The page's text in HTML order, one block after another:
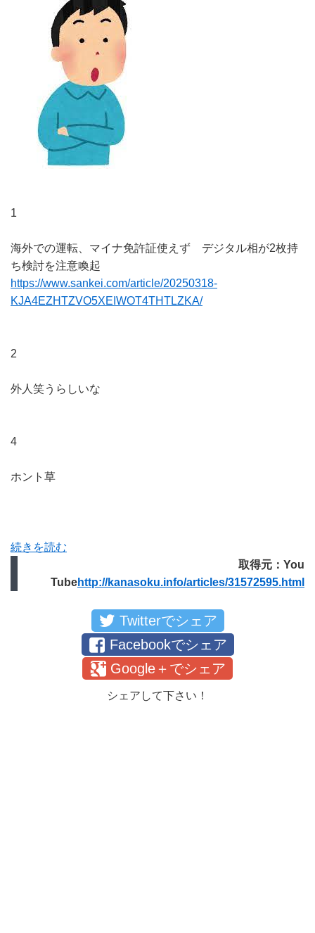
1
海外での運転、マイナ免許証使えず デジタル相が2枚持
ち検討を注意喚起
https://www.sankei.com/article/20250318-
KJA4EZHTZVO5XEIWOT4THTLZKA/
2
外人笑うらしいな
4
ホント草
続きを読む
取得元：You
Tubehttp://kanasoku.info/articles/31572595.html
Twitterでシェア
Facebookでシェア
Google＋でシェア
シェアして下さい！